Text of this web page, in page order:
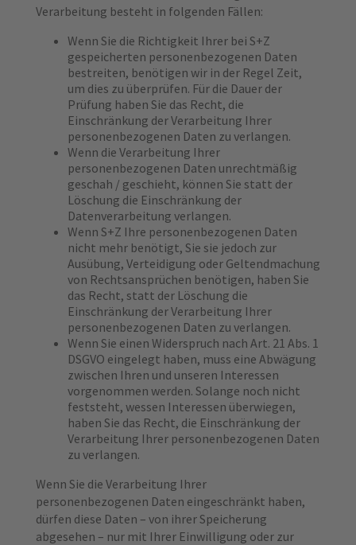
Verarbeitung besteht in folgenden Fällen:
Wenn Sie die Richtigkeit Ihrer bei S+Z
gespeicherten personenbezogenen Daten
bestreiten, benötigen wir in der Regel Zeit,
um dies zu überprüfen. Für die Dauer der
Prüfung haben Sie das Recht, die
Einschränkung der Verarbeitung Ihrer
personenbezogenen Daten zu verlangen.
Wenn die Verarbeitung Ihrer
personenbezogenen Daten unrechtmäßig
geschah / geschieht, können Sie statt der
Löschung die Einschränkung der
Datenverarbeitung verlangen.
Wenn S+Z Ihre personenbezogenen Daten
nicht mehr benötigt, Sie sie jedoch zur
Ausübung, Verteidigung oder Geltendmachung
von Rechtsansprüchen benötigen, haben Sie
das Recht, statt der Löschung die
Einschränkung der Verarbeitung Ihrer
personenbezogenen Daten zu verlangen.
Wenn Sie einen Widerspruch nach Art. 21 Abs. 1
DSGVO eingelegt haben, muss eine Abwägung
zwischen Ihren und unseren Interessen
vorgenommen werden. Solange noch nicht
feststeht, wessen Interessen überwiegen,
haben Sie das Recht, die Einschränkung der
Verarbeitung Ihrer personenbezogenen Daten
zu verlangen.
Wenn Sie die Verarbeitung Ihrer
personenbezogenen Daten eingeschränkt haben,
dürfen diese Daten – von ihrer Speicherung
abgesehen – nur mit Ihrer Einwilligung oder zur